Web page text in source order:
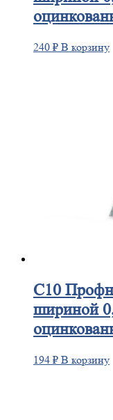
240 ₽ В корзину
С10
шириной
194 ₽ В корзину